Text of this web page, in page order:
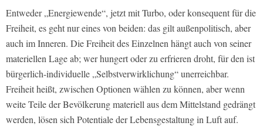
Entweder „Energiewende“, jetzt mit Turbo, oder konsequent für die
Freiheit, es geht nur eines von beiden: das gilt außenpolitisch, aber
auch im Inneren. Die Freiheit des Einzelnen hängt auch von seiner
materiellen Lage ab; wer hungert oder zu erfrieren droht, für den ist
bürgerlich-individuelle „Selbstverwirklichung“ unerreichbar.
Freiheit heißt, zwischen Optionen wählen zu können, aber wenn
weite Teile der Bevölkerung materiell aus dem Mittelstand gedrängt
werden, lösen sich Potentiale der Lebensgestaltung in Luft auf.